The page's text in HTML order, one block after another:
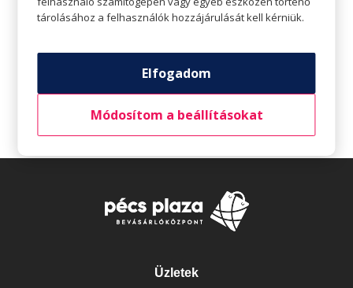
House: Akár 70% kedvezmény
Pepco: Biopamut babaruhák
Legutóbbi hozzászólások
Üzletek
tárolásához a felhasználók hozzájárulását kell kérniük.
Elfogadom
Módosítom a beállításokat